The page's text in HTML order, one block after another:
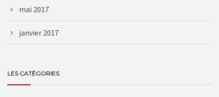
mai 2017
janvier 2017
LES CATÉGORIES